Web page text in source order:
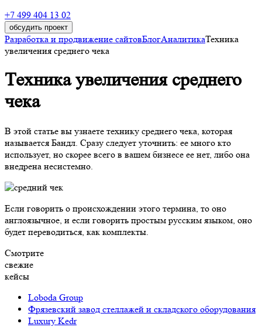
+7 499 404 13 02
обсудить проект
Разработка и продвижение сайтовБлогАналитикаТехника
увеличения среднего чека
Техника увеличения среднего
чека
В этой статье вы узнаете технику среднего чека, которая
называется Бандл. Сразу следует уточнить: ее много кто
использует, но скорее всего в вашем бизнесе ее нет, либо она
внедрена несистемно.
Если говорить о происхождении этого термина, то оно
англоязычное, и если говорить простым русским языком, оно
будет переводиться, как комплекты.
Смотрите
свежие
кейсы
Loboda Group
Фрязевский завод стеллажей и складского оборудования
Luxury Kedr